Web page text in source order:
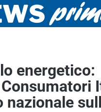
energetico:
Consumatori
nazionale